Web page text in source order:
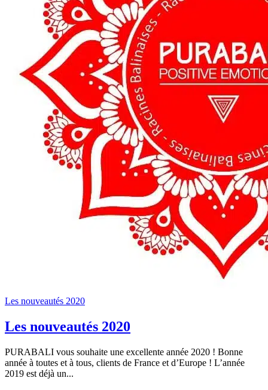
Les nouveautés 2020
Les nouveautés 2020
PURABALI vous souhaite une excellente année 2020 ! Bonne
année à toutes et à tous, clients de France et d’Europe ! L’année
2019 est déjà un...